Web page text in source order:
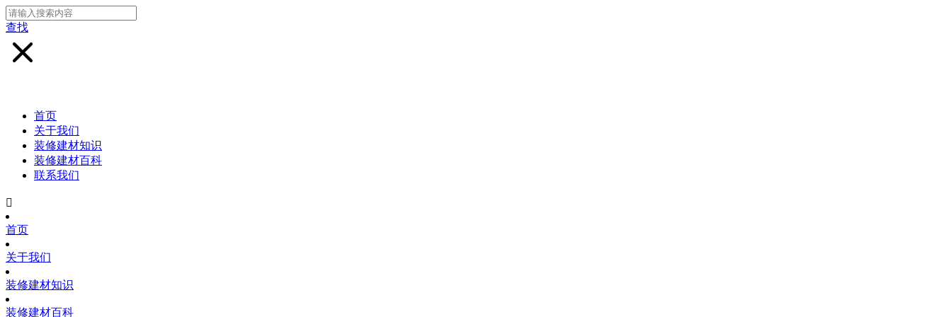
查找
首页
关于我们
装修建材知识
装修建材百科
联系我们

首页
关于我们
装修建材知识
装修建材百科